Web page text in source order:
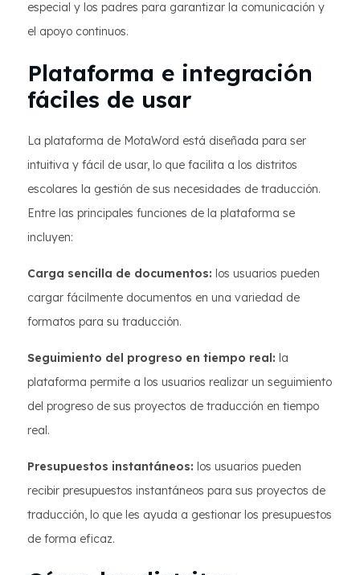
especial y los padres para garantizar la comunicación y
el apoyo continuos.
Plataforma e integración
fáciles de usar
La plataforma de MotaWord está diseñada para ser
intuitiva y fácil de usar, lo que facilita a los distritos
escolares la gestión de sus necesidades de traducción.
Entre las principales funciones de la plataforma se
incluyen:
Carga sencilla de documentos: los usuarios pueden
cargar fácilmente documentos en una variedad de
formatos para su traducción.
Seguimiento del progreso en tiempo real: la
plataforma permite a los usuarios realizar un seguimiento
del progreso de sus proyectos de traducción en tiempo
real.
Presupuestos instantáneos: los usuarios pueden
recibir presupuestos instantáneos para sus proyectos de
traducción, lo que les ayuda a gestionar los presupuestos
de forma eficaz.